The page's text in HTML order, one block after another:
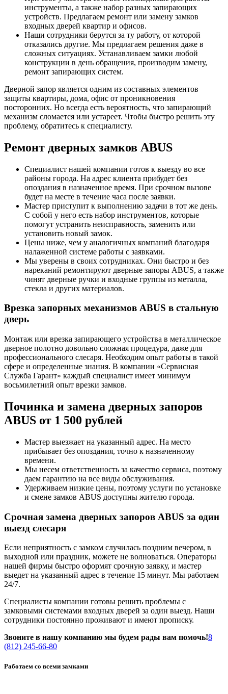
инструменты, а также набор разных запирающих
устройств. Предлагаем ремонт или замену замков
входных дверей квартир и офисов.
Наши сотрудники берутся за ту работу, от которой
отказались другие. Мы предлагаем решения даже в
сложных ситуациях. Устанавливаем замки любой
конструкции в день обращения, производим замену,
ремонт запирающих систем.
Дверной запор является одним из составных элементов
защиты квартиры, дома, офис от проникновения
посторонних. Но всегда есть вероятность, что запирающий
механизм сломается или устареет. Чтобы быстро решить эту
проблему, обратитесь к специалисту.
Ремонт дверных замков ABUS
Специалист нашей компании готов к выезду во все
районы города. На адрес клиента прибудет без
опоздания в назначенное время. При срочном вызове
будет на месте в течение часа после заявки.
Мастер приступит к выполнению задачи в тот же день.
С собой у него есть набор инструментов, которые
помогут устранить неисправность, заменить или
установить новый замок.
Цены ниже, чем у аналогичных компаний благодаря
налаженной системе работы с заявками.
Мы уверены в своих сотрудниках. Они быстро и без
нареканий ремонтируют дверные запоры ABUS, а также
чинят дверные ручки и входные группы из металла,
стекла и других материалов.
Врезка запорных механизмов ABUS в стальную
дверь
Монтаж или врезка запирающего устройства в металлическое
дверное полотно довольно сложная процедура, даже для
профессионального слесаря. Необходим опыт работы в такой
сфере и определенные знания. В компании «Сервисная
Служба Гарант» каждый специалист имеет минимум
восьмилетний опыт врезки замков.
Починка и замена дверных запоров
ABUS от 1 500 рублей
Мастер выезжает на указанный адрес. На место
прибывает без опоздания, точно к назначенному
времени.
Мы несем ответственность за качество сервиса, поэтому
даем гарантию на все виды обслуживания.
Удерживаем низкие цены, поэтому услуги по установке
и смене замков ABUS доступны жителю города.
Срочная замена дверных запоров ABUS за один
выезд слесаря
Если неприятность с замком случилась поздним вечером, в
выходной или праздник, можете не волноваться. Операторы
нашей фирмы быстро оформят срочную заявку, и мастер
выедет на указанный адрес в течение 15 минут. Мы работаем
24/7.
Специалисты компании готовы решить проблемы с
замковыми системами входных дверей за один выезд. Наши
сотрудники постоянно проживают и имеют прописку.
Звоните в нашу компанию мы будем рады вам помочь!8
(812) 245-66-80
Работаем со всеми замками